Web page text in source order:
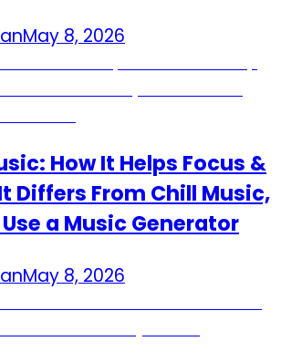
May 8, 2026
How It Helps Focus &
Differs From Chill Music,
a Music Generator
May 8, 2026